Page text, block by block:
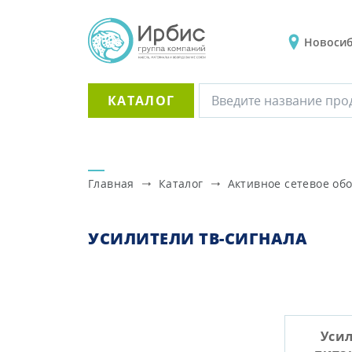
КАТАЛОГ
Главная Каталог Активное сетевое
УСИЛИТЕЛИ ТВ-СИГНАЛА